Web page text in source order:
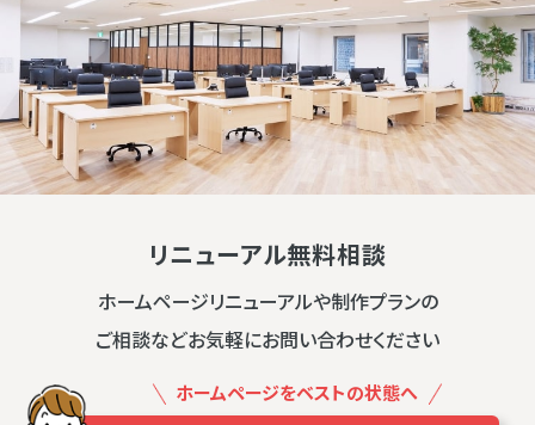
リニューアル無料相談
ホームページリニューアルや制作プランの
ご相談などお気軽にお問い合わせください
ホームページをベストの状態へ